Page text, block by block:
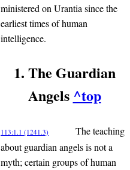
ministered on Urantia since the
earliest times of human
intelligence.
1. The Guardian
Angels ^top
113:1.1 (1241.3)
The teaching
about guardian angels is not a
myth; certain groups of human